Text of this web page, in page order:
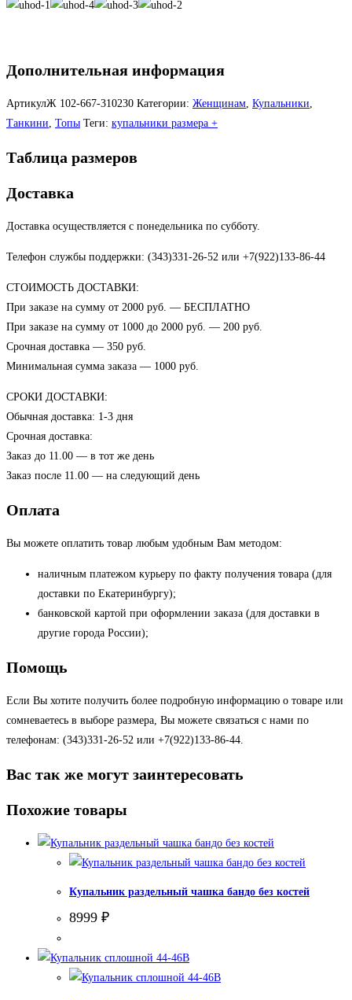
Дополнительная информация
АртикулЖ 102-667-310230 Категории: Женщинам, Купальники,
Танкини, Топы Теги: купальники размера +
Таблица размеров
Доставка
Доставка осуществляется с понедельника по субботу.
Телефон службы поддержки: (343)331-26-52 или +7(922)133-86-44
СТОИМОСТЬ ДОСТАВКИ:
При заказе на сумму от 2000 руб. — БЕСПЛАТНО
При заказе на сумму от 1000 до 2000 руб. — 200 руб.
Срочная доставка — 350 руб.
Минимальная сумма заказа — 1000 руб.
СРОКИ ДОСТАВКИ:
Обычная доставка: 1-3 дня
Срочная доставка:
Заказ до 11.00 — в тот же день
Заказ после 11.00 — на следующий день
Оплата
Вы можете оплатить товар любым удобным Вам методом:
наличным платежом курьеру по факту получения товара (для
доставки по Екатеринбургу);
банковской картой при оформлении заказа (для доставки в
другие города России);
Помощь
Если Вы хотите получить более подробную информацию о товаре или
сомневаетесь в выборе размера, Вы можете связаться с нами по
телефонам: (343)331-26-52 или +7(922)133-86-44.
Вас так же могут заинтересовать
Похожие товары
Купальник раздельный чашка бандо без костей
8999 ₽